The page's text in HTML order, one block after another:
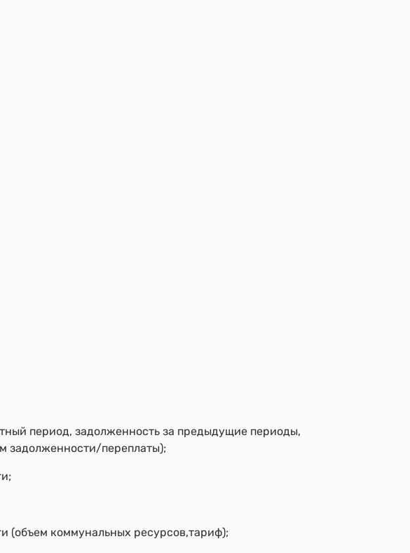
период, задолженность за предыдущие периоды,
задолженности/переплаты);
(объем коммунальных ресурсов,тариф);